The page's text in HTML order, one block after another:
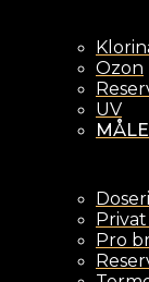
Ozon
UV
Pro